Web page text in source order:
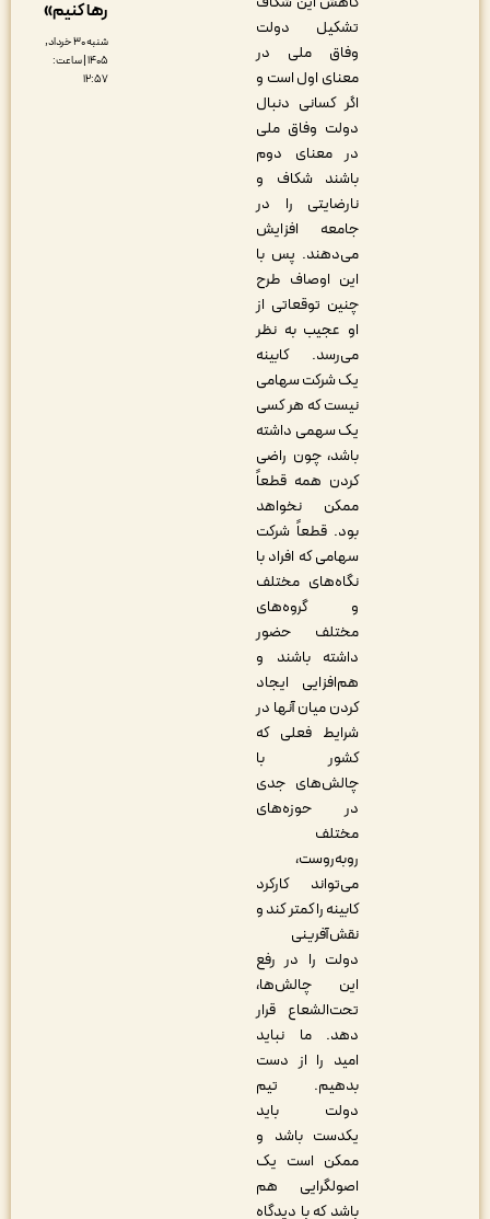
تشکیل دولت
وفاق ملی در
معنای اول است و
اگر کسانی دنبال
دولت وفاق ملی
در معنای دوم
باشند شکاف و
نارضایتی را در
جامعه افزایش
می‌دهند. پس با
این اوصاف طرح
چنین توقعاتی از
او عجیب به نظر
می‌رسد. کابینه
یک شرکت سهامی
نیست که هر کسی
یک سهمی داشته
باشد، چون راضی
کردن همه قطعاً
ممکن نخواهد
بود. قطعاً شرکت
سهامی که افراد با
نگاه‌های مختلف
و گروه‌های
مختلف حضور
داشته باشند و
هم‌افزایی ایجاد
کردن میان آنها در
شرایط فعلی که
کشور با
چالش‌های جدی
در حوزه‌های
روبه‌روست،
می‌تواند کارکرد
کابینه را کمتر کند و
نقش‌آفرینی
دولت را در رفع
این چالش‌ها،
تحت‌الشعاع قرار
دهد. ما نباید
امید را از دست
بدهیم. تیم
دولت باید
یکدست باشد و
ممکن است یک
اصولگرایی هم
باشد که با دیدگاه
رها کنیم»
شنبه ۳۰ خرداد,
۱۴۰۵ | ساعت: